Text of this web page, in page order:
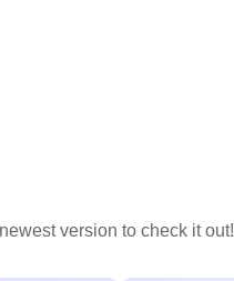
version to check it out!